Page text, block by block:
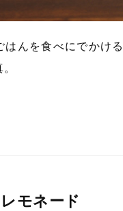
はんを食べにでかけ
モネード